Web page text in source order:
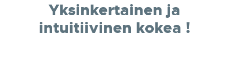
Yksinkertainen ja
intuitiivinen kokea !